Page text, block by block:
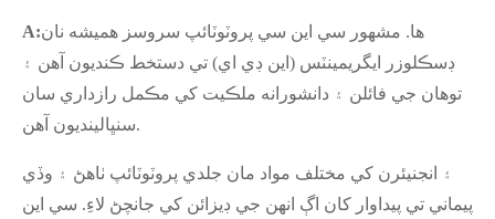
A:ها. مشهور سي اين سي پروٽوٽائپ سروسز هميشه نان
ڊسڪلوزر ايگريمينٽس (اين ڊي اي) تي دستخط ڪنديون آهن ۽
توهان جي فائلن ۽ دانشورانه ملڪيت کي مڪمل رازداري سان
سنڀالينديون آهن.
۽ انجنيئرن کي مختلف مواد مان جلدي پروٽوٽائپ ٺاهڻ ۽ وڏي
پيماني تي پيداوار کان اڳ انهن جي ڊيزائن کي جانچڻ لاءِ. سي اين